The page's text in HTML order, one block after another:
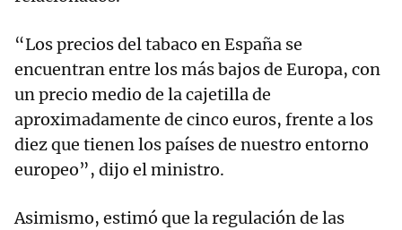
“Los precios del tabaco en España se
encuentran entre los más bajos de Europa, con
un precio medio de la cajetilla de
aproximadamente de cinco euros, frente a los
diez que tienen los países de nuestro entorno
europeo”, dijo el ministro.
Asimismo, estimó que la regulación de las